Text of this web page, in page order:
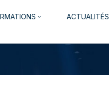
keyboard_arrow_down ACTUALITÉS